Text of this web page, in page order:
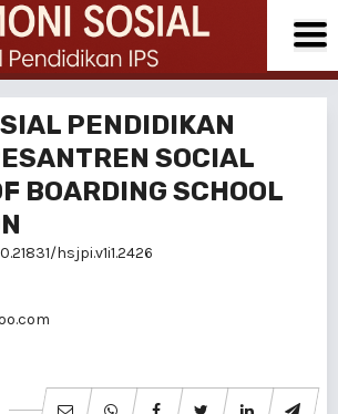
PENDIDIKAN
SOCIAL
BOARDING SCHOOL
hsjpi.v1i1.2426